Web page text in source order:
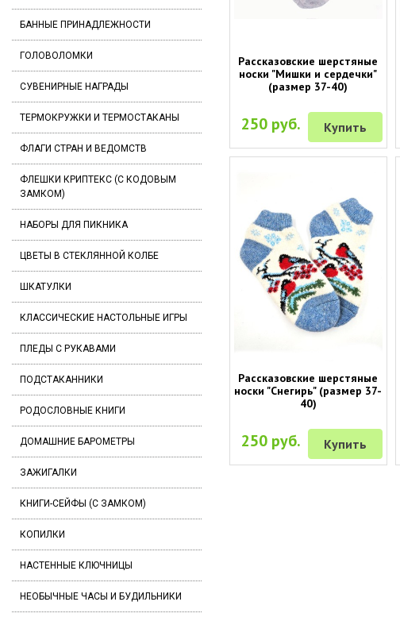
БАННЫЕ ПРИНАДЛЕЖНОСТИ
ГОЛОВОЛОМКИ
СУВЕНИРНЫЕ НАГРАДЫ
ТЕРМОКРУЖКИ И ТЕРМОСТАКАНЫ
ФЛАГИ СТРАН И ВЕДОМСТВ
ФЛЕШКИ КРИПТЕКС (С КОДОВЫМ
ЗАМКОМ)
НАБОРЫ ДЛЯ ПИКНИКА
ЦВЕТЫ В СТЕКЛЯННОЙ КОЛБЕ
ШКАТУЛКИ
КЛАССИЧЕСКИЕ НАСТОЛЬНЫЕ ИГРЫ
ПЛЕДЫ С РУКАВАМИ
ПОДСТАКАННИКИ
РОДОСЛОВНЫЕ КНИГИ
ДОМАШНИЕ БАРОМЕТРЫ
ЗАЖИГАЛКИ
КНИГИ-СЕЙФЫ (С ЗАМКОМ)
КОПИЛКИ
НАСТЕННЫЕ КЛЮЧНИЦЫ
НЕОБЫЧНЫЕ ЧАСЫ И БУДИЛЬНИКИ
Рассказовские шерстяные
носки "Мишки и сердечки"
(размер 37-40)
250 руб. Купить
Рассказовские шерстяные
носки "Снегирь" (размер 37-
40)
250 руб. Купить